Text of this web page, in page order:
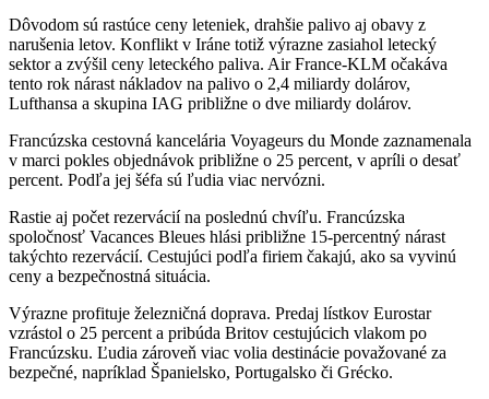
Dôvodom sú rastúce ceny leteniek, drahšie palivo aj obavy z
narušenia letov. Konflikt v Iráne totiž výrazne zasiahol letecký
sektor a zvýšil ceny leteckého paliva. Air France-KLM očakáva
tento rok nárast nákladov na palivo o 2,4 miliardy dolárov,
Lufthansa a skupina IAG približne o dve miliardy dolárov.
Francúzska cestovná kancelária Voyageurs du Monde zaznamenala
v marci pokles objednávok približne o 25 percent, v apríli o desať
percent. Podľa jej šéfa sú ľudia viac nervózni.
Rastie aj počet rezervácií na poslednú chvíľu. Francúzska
spoločnosť Vacances Bleues hlási približne 15-percentný nárast
takýchto rezervácií. Cestujúci podľa firiem čakajú, ako sa vyvinú
ceny a bezpečnostná situácia.
Výrazne profituje železničná doprava. Predaj lístkov Eurostar
vzrástol o 25 percent a pribúda Britov cestujúcich vlakom po
Francúzsku. Ľudia zároveň viac volia destinácie považované za
bezpečné, napríklad Španielsko, Portugalsko či Grécko.